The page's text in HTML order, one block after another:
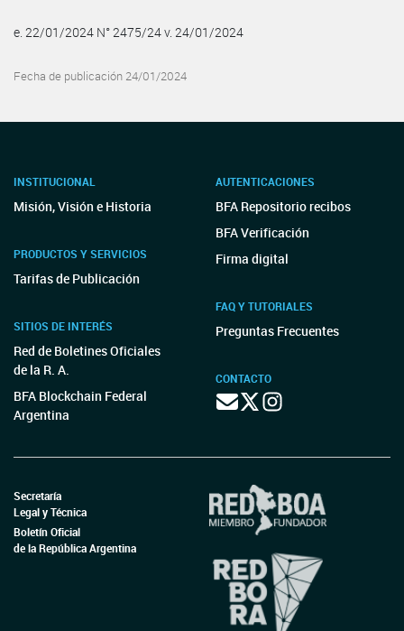
e. 22/01/2024 N° 2475/24 v. 24/01/2024
Fecha de publicación 24/01/2024
INSTITUCIONAL
Misión, Visión e Historia
PRODUCTOS Y SERVICIOS
Tarifas de Publicación
SITIOS DE INTERÉS
Red de Boletines Oficiales
de la R. A.
BFA Blockchain Federal
Argentina
AUTENTICACIONES
BFA Repositorio recibos
BFA Verificación
Firma digital
FAQ Y TUTORIALES
Preguntas Frecuentes
CONTACTO
Secretaría
Legal y Técnica
Boletín Oficial
de la República Argentina